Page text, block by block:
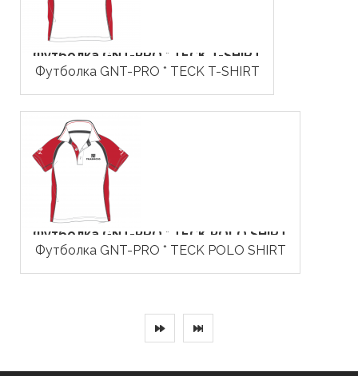
Футболка GNT-PRO * TECK T-SHIRT
Футболка GNT-PRO * TECK T-SHIRT
Футболка GNT-PRO * TECK POLO SHIRT
Футболка GNT-PRO * TECK POLO SHIRT